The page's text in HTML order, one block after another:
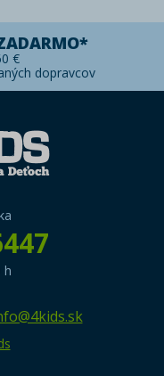
€
dopravcov
h